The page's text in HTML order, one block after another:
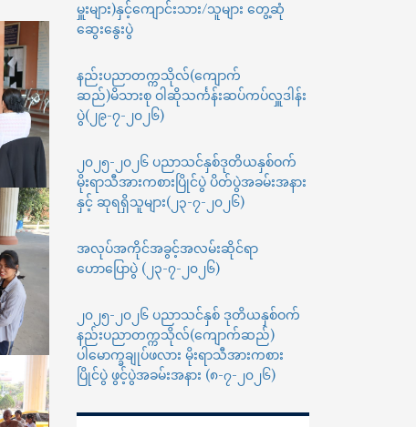
မှူးများ)နှင့်ကျောင်းသား/သူများ တွေ့ဆုံ
ဆွေးနွေးပွဲ
နည်းပညာတက္ကသိုလ်(ကျောက်
ဆည်)မိသားစု ဝါဆိုသင်္ကန်းဆပ်ကပ်လှူဒါန်း
ပွဲ(၂၉-၇-၂၀၂၆)
၂၀၂၅-၂၀၂၆ ပညာသင်နှစ်ဒုတိယနှစ်ဝက်
မိုးရာသီအားကစားပြိုင်ပွဲ ပိတ်ပွဲအခမ်းအနား
နှင့် ဆုရရှိသူများ(၂၃-၇-၂၀၂၆)
အလုပ်အကိုင်အခွင့်အလမ်းဆိုင်ရာ
ဟောပြောပွဲ (၂၃-၇-၂၀၂၆)
၂၀၂၅-၂၀၂၆ ပညာသင်နှစ် ဒုတိယနှစ်ဝက်
နည်းပညာတက္ကသိုလ်(ကျောက်ဆည်)
ပါမောက္ခချုပ်ဖလား မိုးရာသီအားကစား
ပြိုင်ပွဲ ဖွင့်ပွဲအခမ်းအနား (၈-၇-၂၀၂၆)